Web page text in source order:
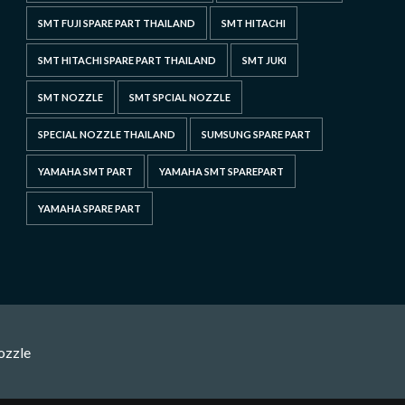
SMT FUJI SPARE PART THAILAND SMT HITACHI
SMT HITACHI SPARE PART THAILAND SMT JUKI
SMT NOZZLE SMT SPCIAL NOZZLE
SPECIAL NOZZLE THAILAND SUMSUNG SPARE PART
YAMAHA SMT PART YAMAHA SMT SPAREPART
YAMAHA SPARE PART